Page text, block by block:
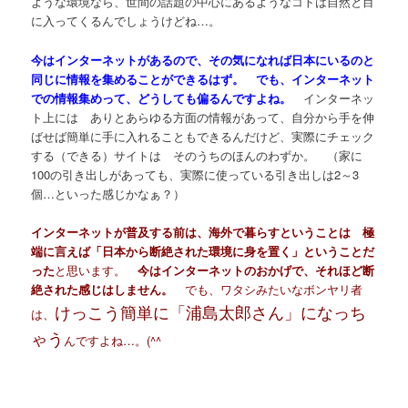
に入ってくるんでしょうけどね…。
今はインターネットがあるので、その気になれば日本にいるのと
同じに情報を集めることができるはず。 でも、インターネット
での情報集めって、どうしても偏るんですよね。
インターネッ
ト上には ありとあらゆる方面の情報があって、自分から手を伸
ばせば簡単に手に入れることもできるんだけど、実際にチェック
する（できる）サイトは そのうちのほんのわずか。 （家に
100の引き出しがあっても、実際に使っている引き出しは2～3
個…といった感じかなぁ？）
インターネットが普及する前は、海外で暮らすということは 極
端に言えば「日本から断絶された環境に身を置く」ということだ
ったと思います。今はインターネットのおかげで、それほど断
絶された感じはしません。
でも、ワタシみたいなボンヤリ者
は、 けっこう簡単に「浦島太郎さん」になっち
ゃう んですよね…。(^^ゞ